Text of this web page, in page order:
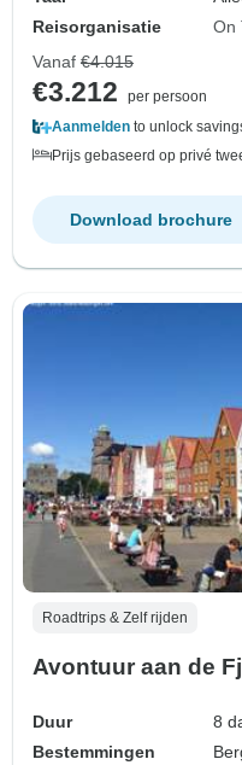
Reisorganisatie
On
Vanaf €4.015
€3.212
per persoon
Aanmelden to unlock
Prijs gebaseerd op privé
Download brochure
Roadtrips & Zelf rijden
Avontuur aan de
Duur
8
Bestemmingen